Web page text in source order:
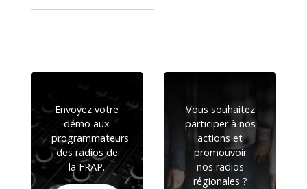
Envoyez votre
démo aux
programmateurs
des radios de
la FRAP.
Vous souhaitez
participer à nos
actions et
promouvoir
nos radios
régionales ?